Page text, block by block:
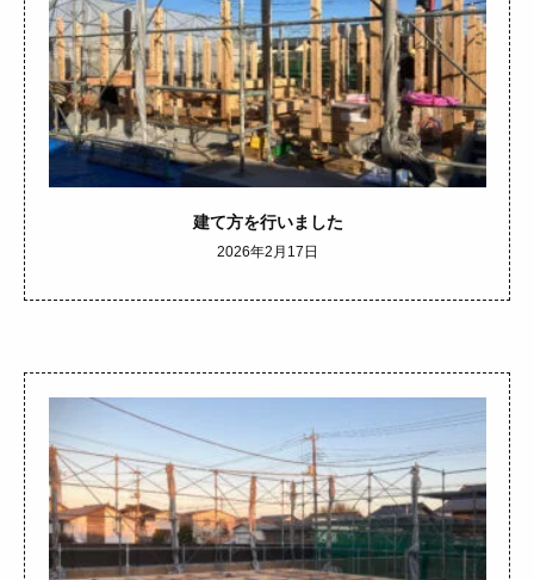
建て方を行いました
2026年2月17日